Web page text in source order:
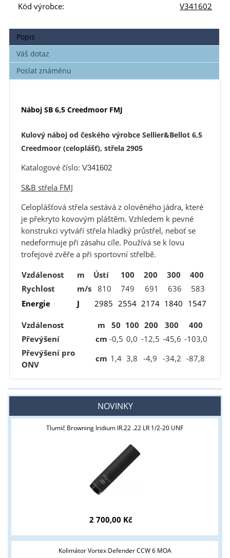
Kód výrobce:
V341602
Popis
Váš dotaz
Poslat známénu
Náboj SB 6,5 Creedmoor FMJ
Kulový náboj od českého výrobce Sellier&Bellot 6,5
Creedmoor (celoplášť), střela 2905
Katalogové číslo: V341602
S&B střela FMJ
Celoplášťová střela sestává z olověného jádra, které
je překryto kovovým pláštěm. Vzhledem k pevné
konstrukci vytváří střela hladký průstřel, neboť se
nedeformuje při zásahu cíle. Používá se k lovu
trofejové zvěře a při sportovní střelbě.
Vzdálenost
m Ústí 100 200 300
400
Rychlost
m/s 810 749 691 636
583
Energie
J 2985 2554 2174 1840 1547
Vzdálenost m 50 100 200 300
400
Převýšení
cm -0,5 0,0 -12,5 -45,6 -103,0
Převýšení pro
ONV
cm 1,4 3,8 -4,9 -34,2 -87,8
NOVINKY
Tlumič Browning Iridium IR.22 .22 LR 1/2-20 UNF
2 700,00 Kč
Kolimátor Vortex Defender CCW 6 MOA